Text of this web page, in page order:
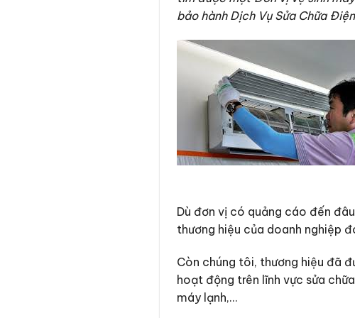
bảo hành Dịch Vụ Sửa Chữa
Dù đơn vị có quảng cáo đến
thương hiệu của doanh nghiệp
Còn chúng tôi, thương hiệu đã
hoạt động trên lĩnh vực sửa
máy lạnh,…